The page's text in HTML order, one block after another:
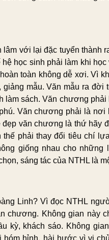
với lại đặc tuyển thành
học sinh phải làm khi
toàn không dễ xơi. Vì
mẫu. Văn mẫu ra đời
làm sách. Văn chương phải
Văn chương phải là nơi
văn chương là thứ hãy
phải thay đổi tiêu chí
giống nhau cho những
sáng tác của NTHL là
Linh? Vì đọc NTHL
chương. Không gian này
kỳ, khách sáo. Không
hóm hỉnh, hài hước vì vị